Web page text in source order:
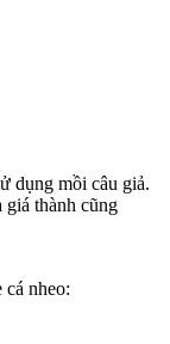
dụng mồi câu giả.
giá thành cũng
nheo: